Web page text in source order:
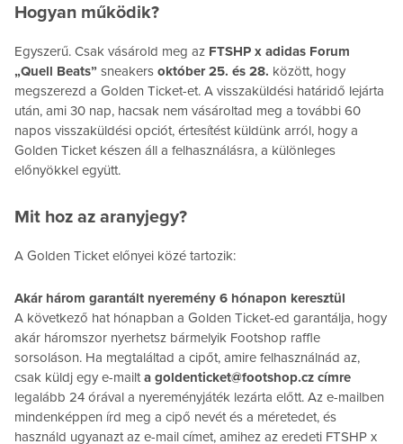
Hogyan működik?
Egyszerű. Csak vásárold meg az FTSHP x adidas Forum
„Quell Beats” sneakers október 25. és 28. között, hogy
megszerezd a Golden Ticket-et. A visszaküldési határidő lejárta
után, ami 30 nap, hacsak nem vásároltad meg a további 60
napos visszaküldési opciót, értesítést küldünk arról, hogy a
Golden Ticket készen áll a felhasználásra, a különleges
előnyökkel együtt.
Mit hoz az aranyjegy?
A Golden Ticket előnyei közé tartozik:
Akár három garantált nyeremény 6 hónapon keresztül
A következő hat hónapban a Golden Ticket-ed garantálja, hogy
akár háromszor nyerhetsz bármelyik Footshop raffle
sorsoláson. Ha megtaláltad a cipőt, amire felhasználnád az,
csak küldj egy e-mailt a goldenticket@footshop.cz címre
legalább 24 órával a nyereményjáték lezárta előtt. Az e-mailben
mindenképpen írd meg a cipő nevét és a méretedet, és
használd ugyanazt az e-mail címet, amihez az eredeti FTSHP x